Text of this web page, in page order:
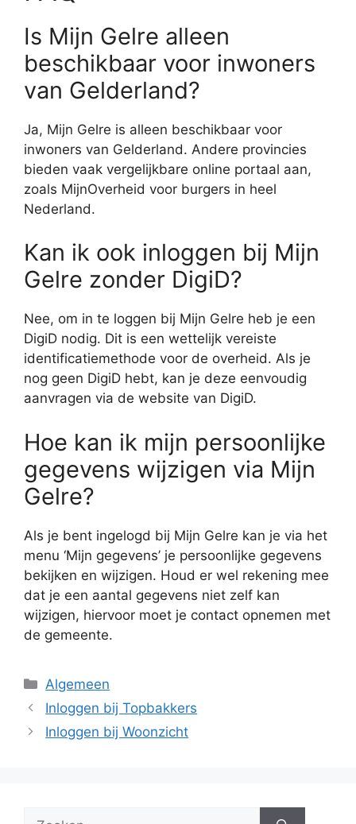
Is Mijn Gelre alleen
beschikbaar voor inwoners
van Gelderland?
Ja, Mijn Gelre is alleen beschikbaar voor
inwoners van Gelderland. Andere provincies
bieden vaak vergelijkbare online portaal aan,
zoals MijnOverheid voor burgers in heel
Nederland.
Kan ik ook inloggen bij Mijn
Gelre zonder DigiD?
Nee, om in te loggen bij Mijn Gelre heb je een
DigiD nodig. Dit is een wettelijk vereiste
identificatiemethode voor de overheid. Als je
nog geen DigiD hebt, kan je deze eenvoudig
aanvragen via de website van DigiD.
Hoe kan ik mijn persoonlijke
gegevens wijzigen via Mijn
Gelre?
Als je bent ingelogd bij Mijn Gelre kan je via het
menu ‘Mijn gegevens’ je persoonlijke gegevens
bekijken en wijzigen. Houd er wel rekening mee
dat je een aantal gegevens niet zelf kan
wijzigen, hiervoor moet je contact opnemen met
de gemeente.
Categorieën
Algemeen
Inloggen bij Topbakkers
Inloggen bij Woonzicht